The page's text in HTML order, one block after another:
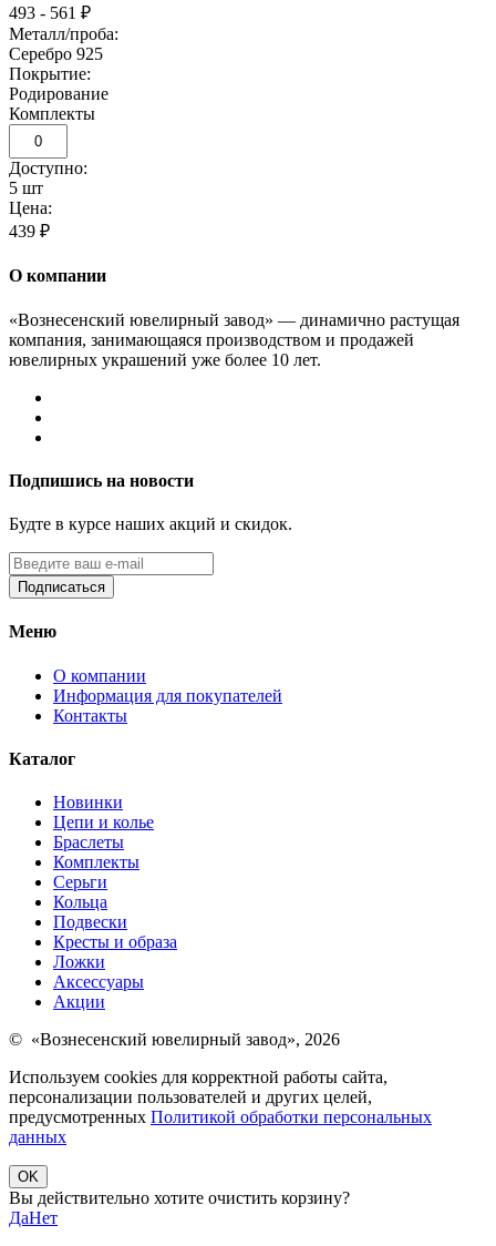
493 - 561 ₽
Металл/проба:
Серебро 925
Покрытие:
Родирование
Комплекты
Доступно:
5 шт
Цена:
439 ₽
О компании
«Вознесенский ювелирный завод» — динамично растущая
компания, занимающаяся производством и продажей
ювелирных украшений уже более 10 лет.
Подпишись на новости
Будте в курсе наших акций и скидок.
Подписаться
Меню
О компании
Информация для покупателей
Контакты
Каталог
Новинки
Цепи и колье
Браслеты
Комплекты
Серьги
Кольца
Подвески
Кресты и образа
Ложки
Аксессуары
Акции
© «Вознесенский ювелирный завод», 2026
Используем cookies для корректной работы сайта,
персонализации пользователей и других целей,
предусмотренных Политикой обработки персональных
данных
OK
Вы действительно хотите очистить корзину?
ДаНет